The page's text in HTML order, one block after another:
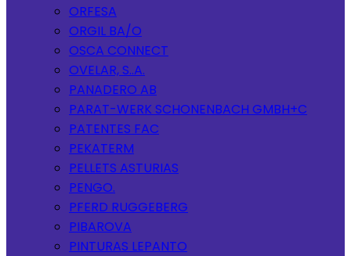
ORFESA
ORGIL BA/O
OSCA CONNECT
OVELAR, S..A.
PANADERO AB
PARAT-WERK SCHONENBACH GMBH+C
PATENTES FAC
PEKATERM
PELLETS ASTURIAS
PENGO.
PFERD RUGGEBERG
PIBAROVA
PINTURAS LEPANTO